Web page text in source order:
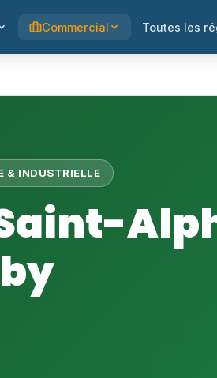
Commercial Toutes les
& INDUSTRIELLE